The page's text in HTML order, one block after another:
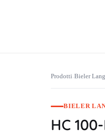
Prodotti›Bieler Lang
BIELER
HC